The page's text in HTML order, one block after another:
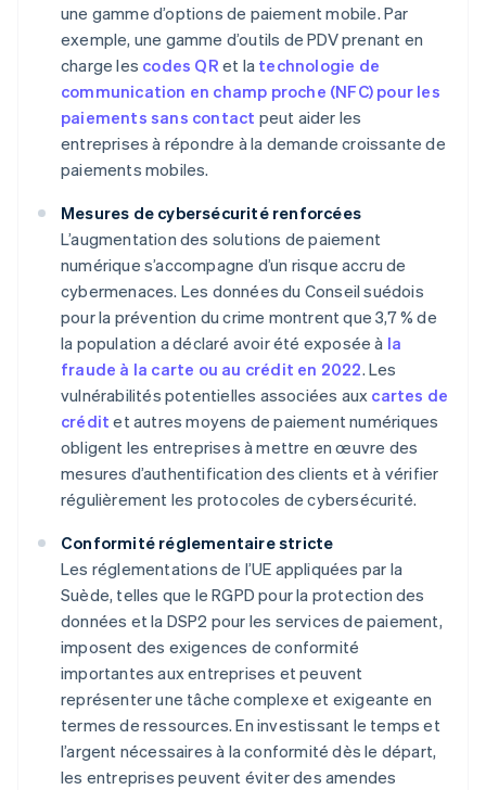
une gamme d’options de paiement mobile. Par
exemple, une gamme d’outils de PDV prenant en
charge les codes QR et la technologie de
communication en champ proche (NFC) pour les
paiements sans contact peut aider les
entreprises à répondre à la demande croissante de
paiements mobiles.
Mesures de cybersécurité renforcées
L’augmentation des solutions de paiement
numérique s’accompagne d’un risque accru de
cybermenaces. Les données du Conseil suédois
pour la prévention du crime montrent que 3,7 % de
la population a déclaré avoir été exposée à la
fraude à la carte ou au crédit en 2022. Les
vulnérabilités potentielles associées aux cartes de
crédit et autres moyens de paiement numériques
obligent les entreprises à mettre en œuvre des
mesures d’authentification des clients et à vérifier
régulièrement les protocoles de cybersécurité.
Conformité réglementaire stricte
Les réglementations de l’UE appliquées par la
Suède, telles que le RGPD pour la protection des
données et la DSP2 pour les services de paiement,
imposent des exigences de conformité
importantes aux entreprises et peuvent
représenter une tâche complexe et exigeante en
termes de ressources. En investissant le temps et
l’argent nécessaires à la conformité dès le départ,
les entreprises peuvent éviter des amendes